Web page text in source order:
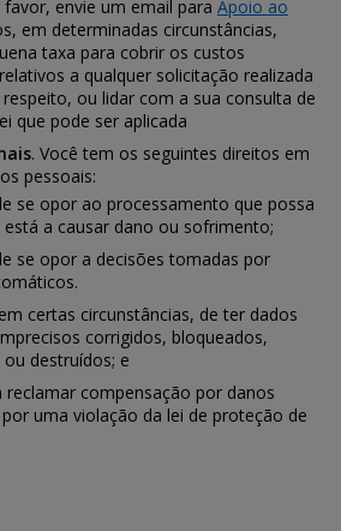
favor, envie um email para Apoio ao
em determinadas circunstâncias,
taxa para cobrir os custos
a qualquer solicitação realizada
ou lidar com a sua consulta de
que pode ser aplicada
. Você tem os seguintes direitos em
pessoais:
se opor ao processamento que possa
está a causar dano ou sofrimento;
se opor a decisões tomadas por
certas circunstâncias, de ter dados
corrigidos, bloqueados,
destruídos; e
reclamar compensação por danos
uma violação da lei de proteção de